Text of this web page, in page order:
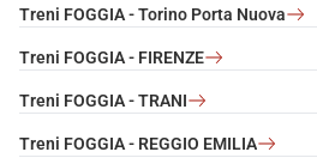
Treni FOGGIA - Torino Porta Nuova
Treni FOGGIA - FIRENZE
Treni FOGGIA - TRANI
Treni FOGGIA - REGGIO EMILIA